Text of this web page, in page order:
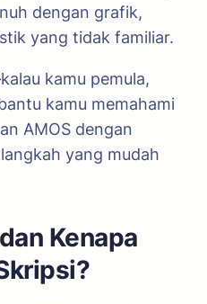
dengan grafik,
yang tidak familiar.
kamu pemula,
kamu memahami
AMOS dengan
yang mudah
Kenapa